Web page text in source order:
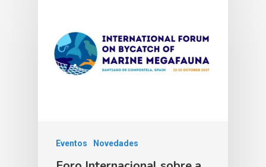
Eventos Novedades